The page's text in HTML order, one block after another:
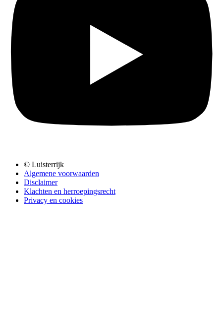
© Luisterrijk
Algemene voorwaarden
Disclaimer
Klachten en herroepingsrecht
Privacy en cookies